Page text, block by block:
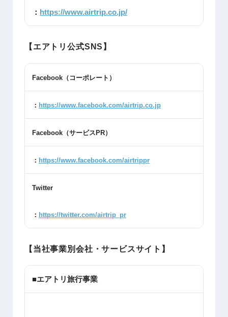
： https://www.airtrip.co.jp/
【エアトリ公式SNS】
Facebook （コーポレート）
： https://www.facebook.com/airtrip.co.jp
Facebook （サービスPR）
： https://www.facebook.com/airtrippr
Twitter
： https://twitter.com/airtrip_pr
【当社事業別会社・サービスサイト】
■エアトリ旅行事業